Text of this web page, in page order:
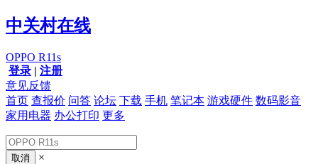
中关村在线
OPPO R11s
登录 | 注册
意见反馈
首页 查报价 问答 论坛 下载 手机 笔记本 游戏硬件 数码影音
家用电器 办公打印 更多
×